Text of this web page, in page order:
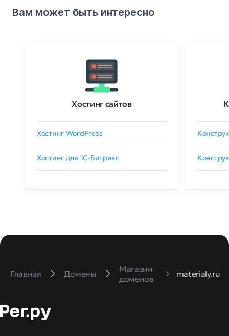
Вам может быть интересно
Хостинг сайтов
Хостинг WordPress
Хостинг для 1C-Битрикс
Главная Домены
Магазин
доменов
materialy.ru